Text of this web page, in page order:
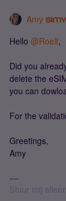
Amy
Hello ​ @Roelf,
Did you
delete the
you can
For the
Greetings,
Amy
Stuur mij